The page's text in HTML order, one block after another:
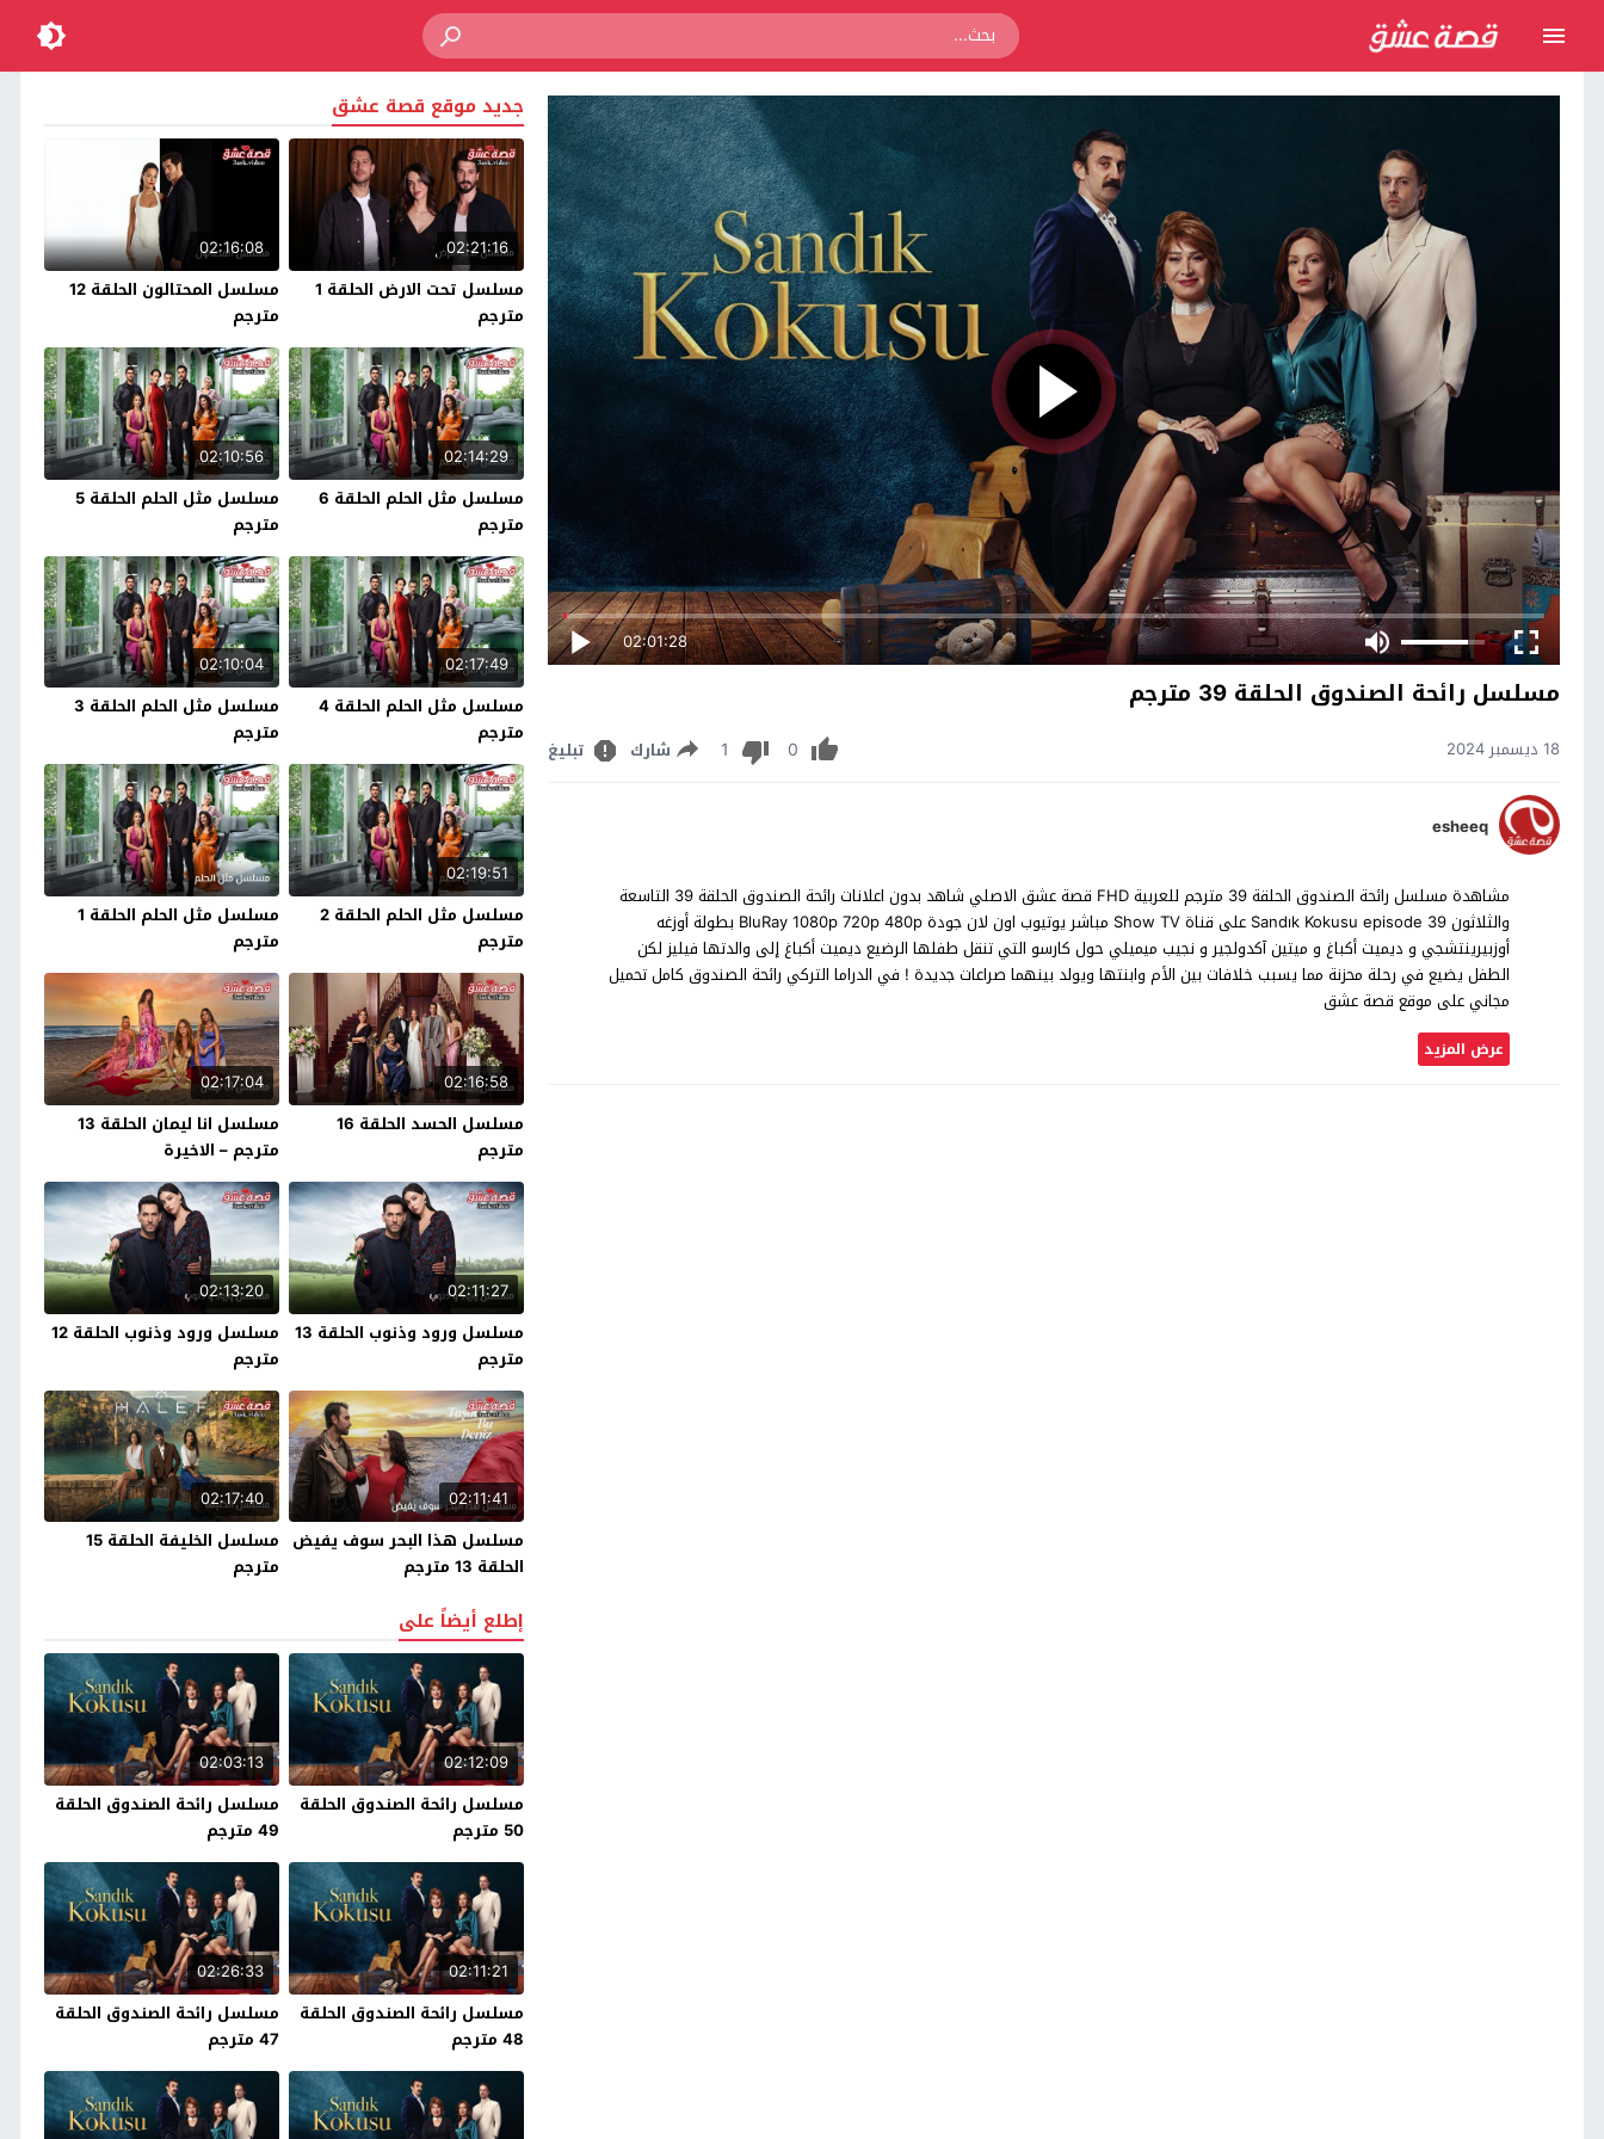
02:01:28
مسلسل رائحة الصندوق الحلقة 39 مترجم
18 ديسمبر 2024 0
1 شارك تبليغ
esheeq
مشاهدة مسلسل رائحة الصندوق الحلقة 39 مترجم للعربية FHD قصة عشق الاصلي شاهد بدون اعلانات رائحة الصندوق الحلقة 39 التاسعة
والثلاثون Sandık Kokusu episode 39 على قناة Show TV مباشر يوتيوب اون لان جودة BluRay 1080p 720p 480p بطولة أوزغه
أوزبيرينتشجي و ديميت أكباغ و ميتين آكدولجير و نجيب ميميلي حول كارسو التي تنقل طفلها الرضيع ديميت أكباغ إلى والدتها فيليز لكن
الطفل يضيع في رحلة محزنة مما يسبب خلافات بين الأم وابنتها ويولد بينهما صراعات جديدة ! في الدراما التركي رائحة الصندوق كامل تحميل
مجاني على موقع قصة عشق
عرض المزيد
جديد موقع قصة عشق
02:21:16
مسلسل تحت الارض الحلقة 1
مترجم
02:16:08
مسلسل المحتالون الحلقة 12
مترجم
02:14:29
مسلسل مثل الحلم الحلقة 6
مترجم
02:10:56
مسلسل مثل الحلم الحلقة 5
مترجم
02:17:49
مسلسل مثل الحلم الحلقة 4
مترجم
02:10:04
مسلسل مثل الحلم الحلقة 3
مترجم
02:19:51
مسلسل مثل الحلم الحلقة 2
مترجم
مسلسل مثل الحلم الحلقة 1
مترجم
02:16:58
مسلسل الحسد الحلقة 16
مترجم
02:17:04
مسلسل انا ليمان الحلقة 13
مترجم – الاخيرة
02:11:27
مسلسل ورود وذنوب الحلقة 13
مترجم
02:13:20
مسلسل ورود وذنوب الحلقة 12
مترجم
02:11:41
مسلسل هذا البحر سوف يفيض
الحلقة 13 مترجم
02:17:40
مسلسل الخليفة الحلقة 15
مترجم
إطلع أيضاً على
02:12:09
مسلسل رائحة الصندوق الحلقة
50 مترجم
02:03:13
مسلسل رائحة الصندوق الحلقة
49 مترجم
02:11:21
مسلسل رائحة الصندوق الحلقة
48 مترجم
02:26:33
مسلسل رائحة الصندوق الحلقة
47 مترجم